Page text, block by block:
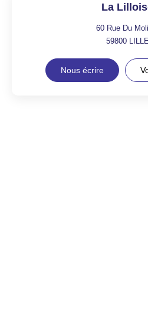
La
60 Rue Du
59800 LILLE
Nous écrire